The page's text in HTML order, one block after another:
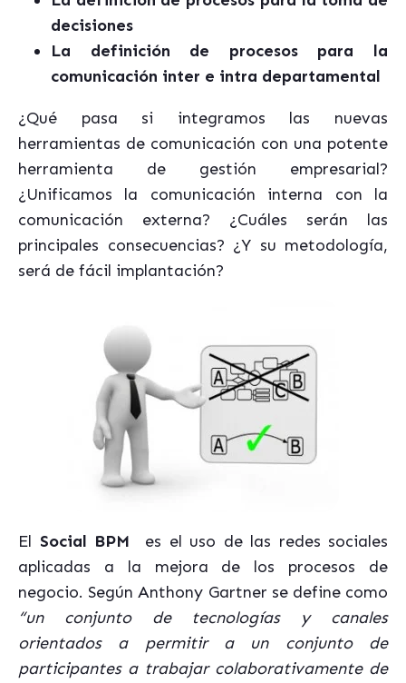
decisiones
La definición de procesos para la
comunicación inter e intra departamental
¿Qué pasa si integramos las nuevas
herramientas de comunicación con una potente
herramienta de gestión empresarial?
¿Unificamos la comunicación interna con la
comunicación externa? ¿Cuáles serán las
principales consecuencias? ¿Y su metodología,
será de fácil implantación?
El Social BPM es el uso de las redes sociales
aplicadas a la mejora de los procesos de
negocio. Según Anthony Gartner se define como
“un conjunto de tecnologías y canales
orientados a permitir a un conjunto de
participantes a trabajar colaborativamente de